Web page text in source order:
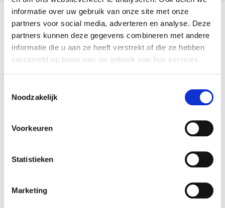
informatie over uw gebruik van onze site met onze
partners voor social media, adverteren en analyse. Deze
partners kunnen deze gegevens combineren met andere
informatie die u aan ze heeft verstrekt of die ze hebben
verzameld op basis van uw gebruik van hun services.
Noodzakelijk
Voorkeuren
Statistieken
Marketing
NIEUWSBRIEF
Schrijf je in en ontvang 10% korting op je eerste
bestelling.
(houd rekening met 10 min vertraging)
Ik ga hierbij akkoord met de